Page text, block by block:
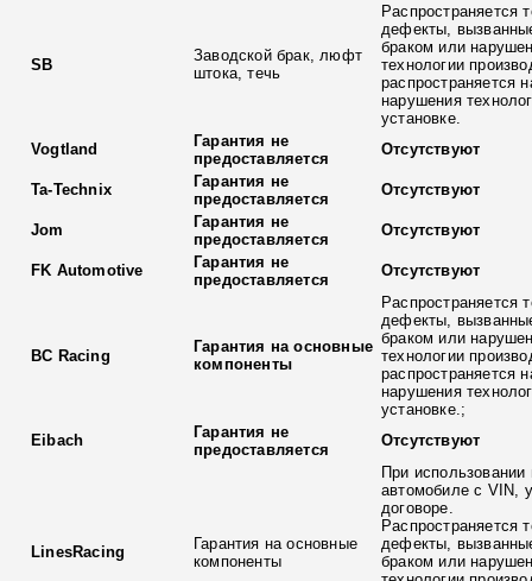
SB
Заводской брак, люфт
штока, течь
Распространяется
дефекты,
браком или
технологии
распространяется
нарушения
установке.
Vogtland
Гарантия не
предоставляется
Отсутствуют
Ta-Technix
Гарантия не
предоставляется
Отсутствуют
Jom
Гарантия не
предоставляется
Отсутствуют
FK Automotive
Гарантия не
предоставляется
Отсутствуют
BC Racing
Гарантия на основные
компоненты
Распространяется
дефекты,
браком или
технологии
распространяется
нарушения
установке.;
Eibach
Гарантия не
предоставляется
Отсутствуют
LinesRacing
Гарантия на основные
компоненты
При использовании
автомобиле с VIN,
договоре.
Распространяется
дефекты,
браком или